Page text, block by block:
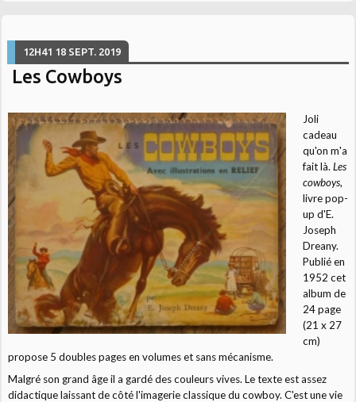
12H41 18 SEPT. 2019
Les Cowboys
Joli
cadeau
qu'on m'a
fait là. Les
cowboys,
livre pop-
up d'E.
Joseph
Dreany.
Publié en
1952 cet
album de
24 page
(21 x 27
cm)
propose 5 doubles pages en volumes et sans mécanisme.
Malgré son grand âge il a gardé des couleurs vives. Le texte est assez
didactique laissant de côté l'imagerie classique du cowboy. C'est une vie